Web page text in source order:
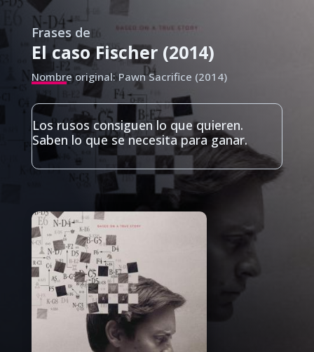
Frases de
El caso Fischer (2014)
Nombre original: Pawn Sacrifice (2014)
Los rusos consiguen lo que quieren.
Saben lo que se necesita para ganar.